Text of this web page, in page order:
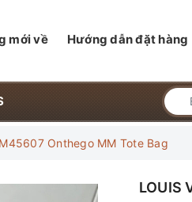
mới về Hướng dẫn đặt hàng
Onthego MM Tote Bag
LOUIS